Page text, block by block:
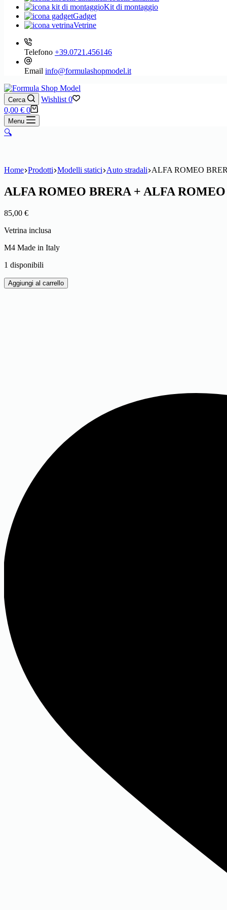
Kit di montaggio
Gadget
Vetrine
Telefono +39.0721.456146
Email info@formulashopmodel.it
Cerca Wishlist 0
Carrello
0,00 € 0
Menu
🔍
Home Prodotti Modelli statici Auto stradali ALFA ROMEO
ALFA ROMEO BRERA + ALFA ROMEO
85,00 €
Vetrina inclusa
M4 Made in Italy
1 disponibili
ALFA
ROMEO
Aggiungi al carrello